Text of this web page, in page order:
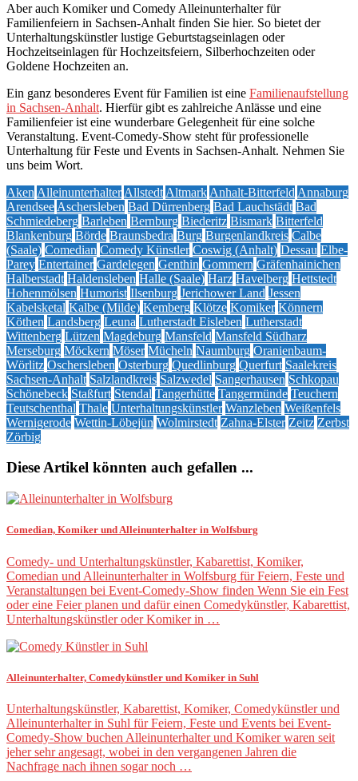
Aber auch Komiker und Comedy Alleinunterhalter für
Familienfeiern in Sachsen-Anhalt finden Sie hier. So bietet der
Unterhaltungskünstler lustige Geburtstagseinlagen oder
Hochzeitseinlagen für Hochzeitsfeiern, Silberhochzeiten oder
Goldene Hochzeiten an.
Ein ganz besonderes Event für Familien ist eine Familienaufstellung
in Sachsen-Anhalt. Hierfür gibt es zahlreiche Anlässe und eine
Familienfeier ist eine wunderbare Gelegenheit für eine solche
Veranstaltung. Event-Comedy-Show steht für professionelle
Unterhaltung für Feste und Events in Sachsen-Anhalt. Nehmen Sie
uns beim Wort.
Aken Alleinunterhalter Allstedt Altmark Anhalt-Bitterfeld Annaburg
Arendsee Aschersleben Bad Dürrenberg Bad Lauchstädt Bad
Schmiedeberg Barleben Bernburg Biederitz Bismark Bitterfeld
Blankenburg Börde Braunsbedra Burg Burgenlandkreis Calbe
(Saale) Comedian Comedy Künstler Coswig (Anhalt) Dessau Elbe-
Parey Entertainer Gardelegen Genthin Gommern Gräfenhainichen
Halberstadt Haldensleben Halle (Saale) Harz Havelberg Hettstedt
Hohenmölsen Humorist Ilsenburg Jerichower Land Jessen
Kabelsketal Kalbe (Milde) Kemberg Klötze Komiker Könnern
Köthen Landsberg Leuna Lutherstadt Eisleben Lutherstadt
Wittenberg Lützen Magdeburg Mansfeld Mansfeld Südharz
Merseburg Möckern Möser Mücheln Naumburg Oranienbaum-
Wörlitz Oschersleben Osterburg Quedlinburg Querfurt Saalekreis
Sachsen-Anhalt Salzlandkreis Salzwedel Sangerhausen Schkopau
Schönebeck Staßfurt Stendal Tangerhütte Tangermünde Teuchern
Teutschenthal Thale Unterhaltungskünstler Wanzleben Weißenfels
Wernigerode Wettin-Löbejün Wolmirstedt Zahna-Elster Zeitz Zerbst
Zörbig
Diese Artikel könnten auch gefallen ...
Comedian, Komiker und Alleinunterhalter in Wolfsburg
Comedy- und Unterhaltungskünstler, Kabarettist, Komiker,
Comedian und Alleinunterhalter in Wolfsburg für Feiern, Feste und
Veranstaltungen bei Event-Comedy-Show finden Wenn Sie ein Fest
oder eine Feier planen und dafür einen Comedykünstler, Kabarettist,
Unterhaltungskünstler oder Komiker in …
Alleinunterhalter, Comedykünstler und Komiker in Suhl
Unterhaltungskünstler, Kabarettist, Komiker, Comedykünstler und
Alleinunterhalter in Suhl für Feiern, Feste und Events bei Event-
Comedy-Show buchen Alleinunterhalter und Komiker waren seit
jeher sehr angesagt, wobei in den vergangenen Jahren die
Nachfrage nach ihnen sogar noch …